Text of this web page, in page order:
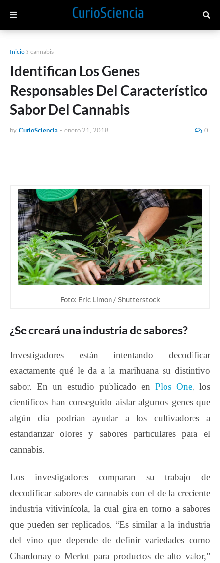
Inicio cannabis
Identifican Los Genes
Responsables Del Característico
Sabor Del Cannabis
by CurioSciencia - enero 21, 2018 0
Foto: Eric Limon / Shutterstock
¿Se creará una industria de sabores?
Investigadores están intentando decodificar
exactamente qué le da a la marihuana su distintivo
sabor. En un estudio publicado en Plos One, los
científicos han conseguido aislar algunos genes que
algún día podrían ayudar a los cultivadores a
estandarizar olores y sabores particulares para el
cannabis.
Los investigadores comparan su trabajo de
decodificar sabores de cannabis con el de la creciente
industria vitivinícola, la cual gira en torno a sabores
que pueden ser replicados. “Es similar a la industria
del vino que depende de definir variedades como
Chardonay o Merlot para productos de alto valor,”